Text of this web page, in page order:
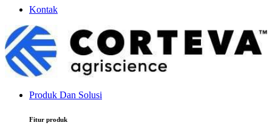
Kontak
Produk Dan Solusi
Fitur produk